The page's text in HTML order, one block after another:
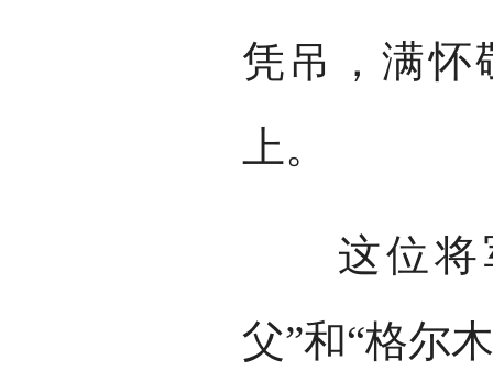
凭吊，满怀
上。
这位将军
父”和“格尔